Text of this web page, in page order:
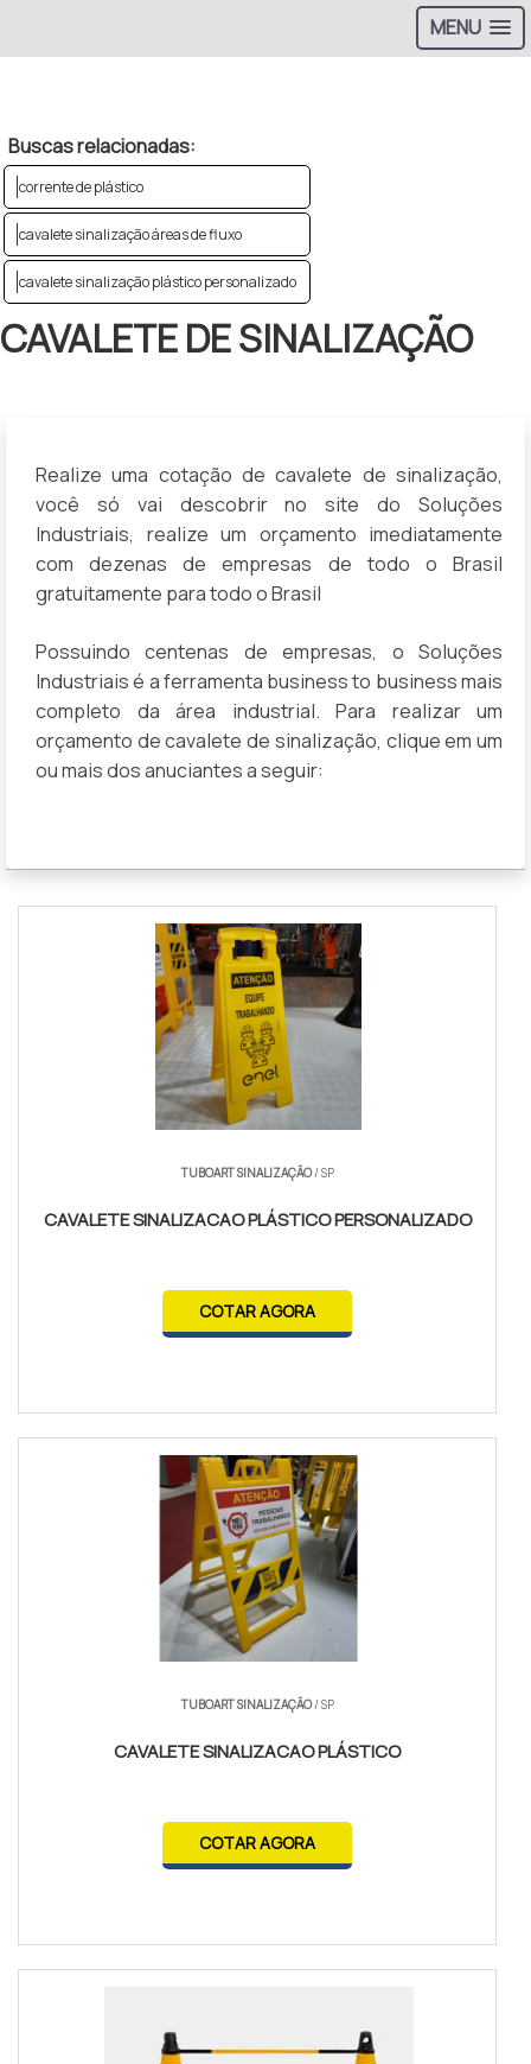
MENU
Buscas relacionadas:
corrente de plástico
cavalete sinalização áreas de fluxo
cavalete sinalização plástico personalizado
CAVALETE DE SINALIZAÇÃO
Realize uma cotação de cavalete de sinalização,
você só vai descobrir no site do Soluções
Industriais, realize um orçamento imediatamente
com dezenas de empresas de todo o Brasil
gratuitamente para todo o Brasil
Possuindo centenas de empresas, o Soluções
Industriais é a ferramenta business to business mais
completo da área industrial. Para realizar um
orçamento de cavalete de sinalização, clique em um
ou mais dos anuciantes a seguir:
TUBOART SINALIZAÇÃO/ SP
CAVALETE SINALIZACAO PLÁSTICO PERSONALIZADO
COTAR AGORA
TUBOART SINALIZAÇÃO/ SP
CAVALETE SINALIZACAO PLÁSTICO
COTAR AGORA